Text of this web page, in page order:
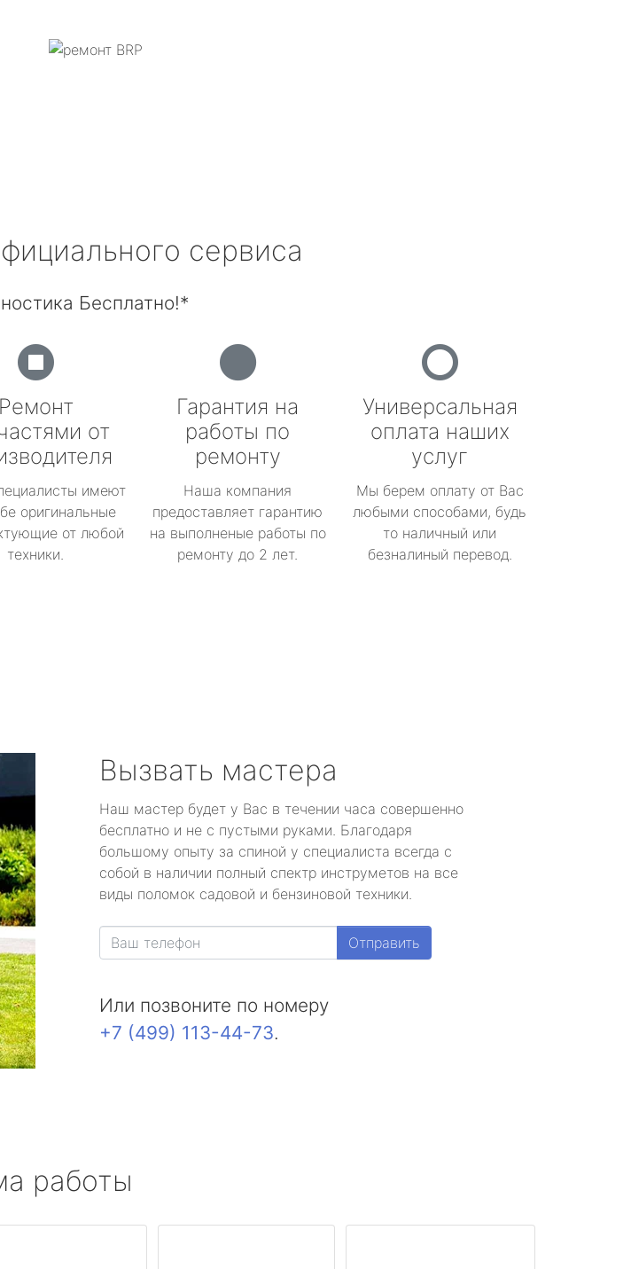
сервиса
Бесплатно!*
Ремонт
от
имеют
оригинальные
от любой
техники.
Гарантия на
работы по
ремонту
Наша компания
предоставляет гарантию
на выполненые работы по
ремонту до 2 лет.
Универсальная
оплата наших
услуг
Мы берем оплату от Вас
любыми способами, будь
то наличный или
безналиный перевод.
Вызвать мастера
Наш мастер будет у Вас в течении часа совершенно
бесплатно и не с пустыми руками. Благодаря
большому опыту за спиной у специалиста всегда с
собой в наличии полный спектр инструметов на все
виды поломок садовой и бензиновой техники.
Отправить
Или позвоните по номеру
+7 (499) 113-44-73.
работы